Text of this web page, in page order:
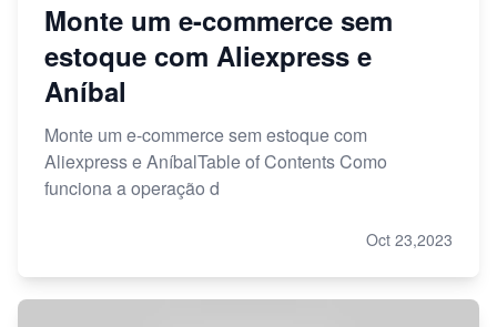
Monte um e-commerce sem
estoque com Aliexpress e
Aníbal
Monte um e-commerce sem estoque com
Aliexpress e AníbalTable of Contents Como
funciona a operação d
Oct 23,2023